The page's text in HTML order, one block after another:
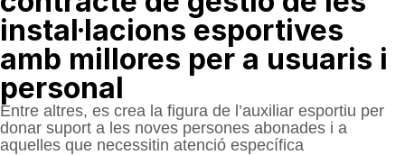
instal·lacions esportives
amb millores per a usuaris i
personal
Entre altres, es crea la figura de l’auxiliar esportiu per
donar suport a les noves persones abonades i a
aquelles que necessitin atenció específica